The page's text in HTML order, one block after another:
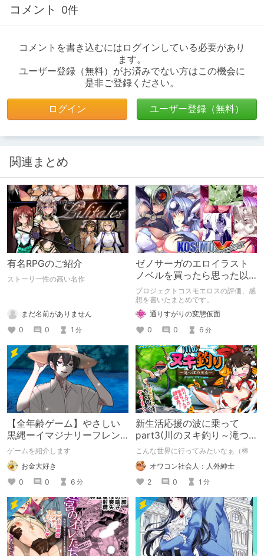
コメント 0件
コメントを書き込むにはログインしている必要があり
ます。
ユーザー登録（無料）がお済みでない方はこの機会に
是非ご登録ください。
ログイン ユーザー登録（無料）
関連まとめ
有名RPGのご紹介
ストーリー性の高い名作
まだ名前がありません
0
0 1 分
ゼノサーガのエロイラスト
ノベルを買ったら思った以
上におねショタ要素が多か
った件
プロジェクトコスモエロスの評価、感
想を書いたまとめです。
通りすがりの変態仮面
0
0 6 分
【全年齢ゲーム】やさしい
黒縄ーイマジナリーフレン
ドの「彼」と過ごすおぼん
やすみー
ゲームを紹介します
お金大好き
0
0 6 分
新生活応援の波に乗って
part3(川のヌキ釣り～滝つ
ぼの天女～)
こんな世界に行ってみたいなぁ（棒
オワコン社会人：人外紳士
2
0 1 分